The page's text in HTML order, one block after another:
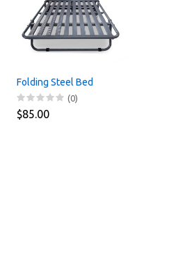
Folding Steel Bed
(0)
$85.00